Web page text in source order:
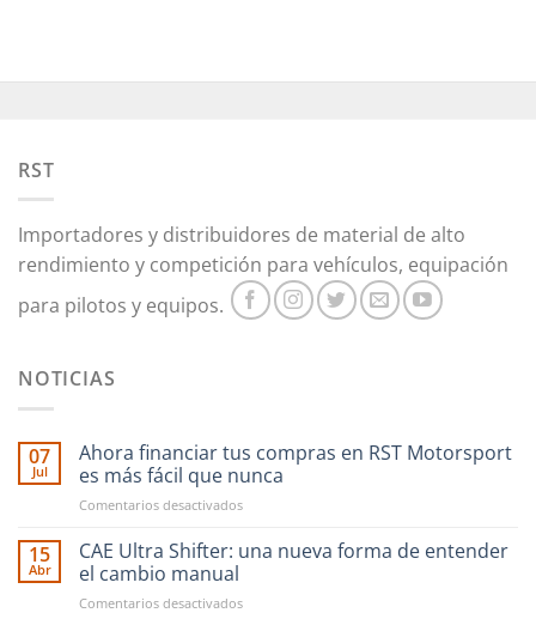
elegir
en
página
de
producto
RST
Importadores y distribuidores de material de alto
rendimiento y competición para vehículos, equipación
para pilotos y equipos.
NOTICIAS
07
Jul
Ahora financiar tus compras en RST Motorsport
es más fácil que nunca
Comentarios desactivadosen
financiar
en
15
Abr
CAE Ultra Shifter: una nueva forma de entender
el cambio manual
Comentarios desactivadosen